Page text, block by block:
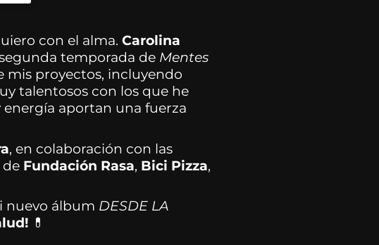
con el alma. Carolina
temporada de Mentes
mis proyectos, incluyendo
talentosos con los que he
aportan una fuerza
, en colaboración con las
de Fundación Rasa, Bici Pizza,
nuevo álbum DESDE LA
💊